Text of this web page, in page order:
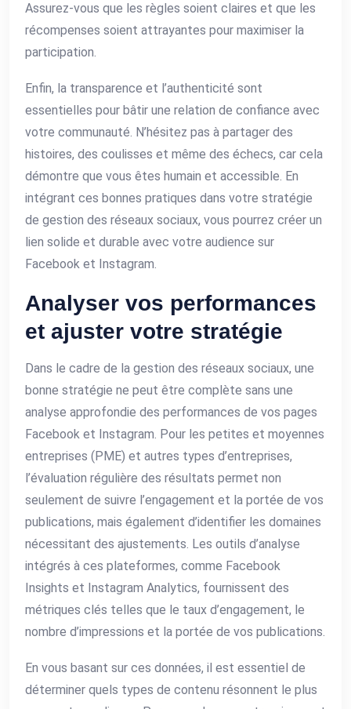
Assurez-vous que les règles soient claires et que les
récompenses soient attrayantes pour maximiser la
participation.
Enfin, la transparence et l’authenticité sont
essentielles pour bâtir une relation de confiance avec
votre communauté. N’hésitez pas à partager des
histoires, des coulisses et même des échecs, car cela
démontre que vous êtes humain et accessible. En
intégrant ces bonnes pratiques dans votre stratégie
de gestion des réseaux sociaux, vous pourrez créer un
lien solide et durable avec votre audience sur
Facebook et Instagram.
Analyser vos performances
et ajuster votre stratégie
Dans le cadre de la gestion des réseaux sociaux, une
bonne stratégie ne peut être complète sans une
analyse approfondie des performances de vos pages
Facebook et Instagram. Pour les petites et moyennes
entreprises (PME) et autres types d’entreprises,
l’évaluation régulière des résultats permet non
seulement de suivre l’engagement et la portée de vos
publications, mais également d’identifier les domaines
nécessitant des ajustements. Les outils d’analyse
intégrés à ces plateformes, comme Facebook
Insights et Instagram Analytics, fournissent des
métriques clés telles que le taux d’engagement, le
nombre d’impressions et la portée de vos publications.
En vous basant sur ces données, il est essentiel de
déterminer quels types de contenu résonnent le plus